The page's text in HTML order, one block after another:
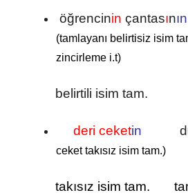
öğrencinin çantasının
(tamlayanı belirtisiz isim
zincirleme i.t)
belirtili isim tam.
deri ceketin
ceket takısız isim tam.)
takısız isim tam.